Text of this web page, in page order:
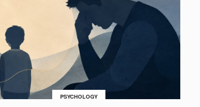
PSYCHOLOGY